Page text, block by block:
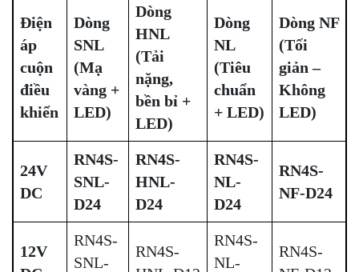
Điện
áp
cuộn
điều
khiển
Dòng
SNL
(Mạ
vàng +
LED)
Dòng
HNL
(Tải
nặng,
bền bỉ +
LED)
Dòng
NL
(Tiêu
chuẩn
+ LED)
Dòng NF
(Tối
giản –
Không
LED)
24V
DC
RN4S-
SNL-
D24
RN4S-
HNL-
D24
RN4S-
NL-
D24
RN4S-
NF-D24
12V
RN4S-
SNL-
RN4S-
RN4S-
NL-
RN4S-